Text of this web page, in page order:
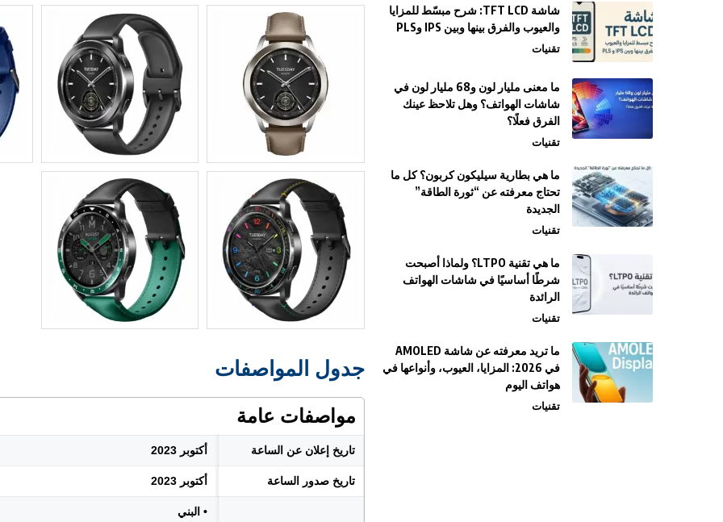
جدول المواصفات
مواصفات عامة
تاريخ إعلان عن الساعة أكتوبر 2023
تاريخ صدور الساعة أكتوبر 2023
• البني
شاشة TFT LCD: شرح مبسّط للمزايا
والعيوب والفرق بينها وبين IPS وPLS
تقنيات
ما معنى مليار لون و68 مليار لون في
شاشات الهواتف؟ وهل تلاحظ عينك
الفرق فعلًا؟
تقنيات
ما هي بطارية سيليكون كربون؟ كل ما
تحتاج معرفته عن “ثورة الطاقة”
الجديدة
تقنيات
ما هي تقنية LTPO؟ ولماذا أصبحت
شرطًا أساسيًا في شاشات الهواتف
الرائدة
تقنيات
ما تريد معرفته عن شاشة AMOLED
في 2026: المزايا، العيوب، وأنواعها في
هواتف اليوم
تقنيات